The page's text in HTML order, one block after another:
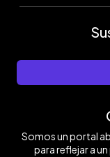
Somos un portal
para reflejar a un